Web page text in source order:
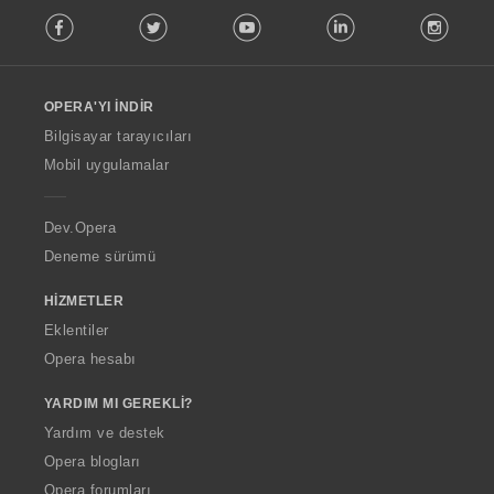
o
w
O
p
a
Facebook Twitter Youtube LinkedIn
OPERA'YI İNDIR
Bilgisayar tarayıcıları
Mobil uygulamalar
Dev.Opera
Deneme sürümü
HIZMETLER
Eklentiler
Opera hesabı
YARDIM MI GEREKLI?
Yardım ve destek
Opera blogları
Opera forumları